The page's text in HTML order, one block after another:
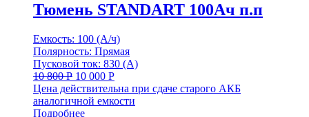
Тюмень STANDART 100Ач п.п
Емкость: 100 (А/ч)
Полярность: Прямая
Пусковой ток: 830 (А)
10 800Р 10 000 Р
Цена действительна при сдаче старого АКБ
аналогичной емкости
Подробнее